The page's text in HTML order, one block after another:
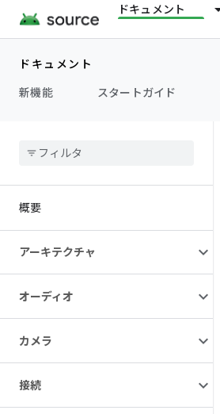
ドキュメント
ドキュメント
新機能
スタートガイド
概要
アーキテクチャ
オーディオ
カメラ
接続